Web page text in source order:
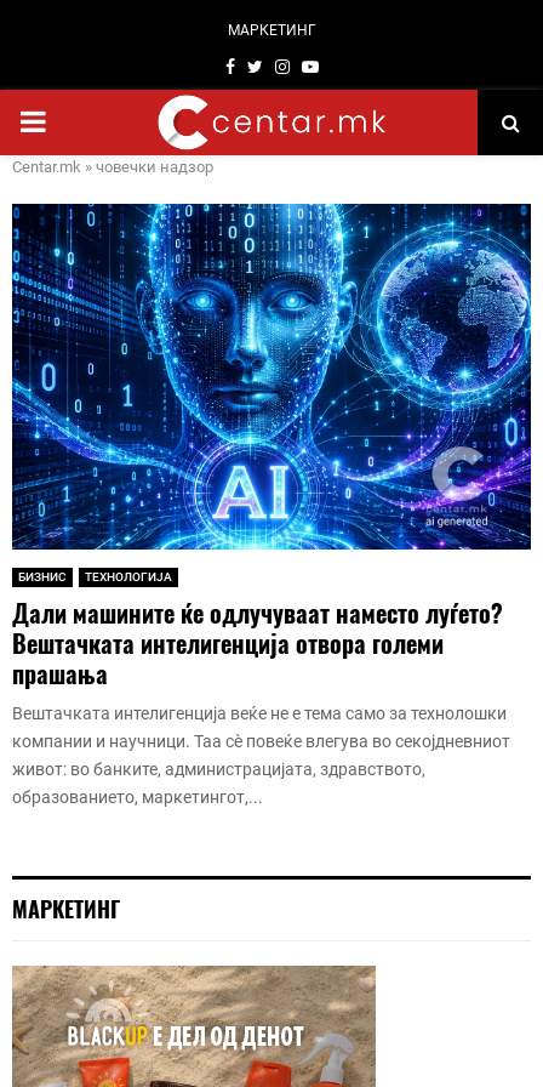
МАРКЕТИНГ
Facebook
TwitterInstagram
Youtube
PRIMARY
Centar.mk » човечки надзор
БИЗНИС ТЕХНОЛОГИЈА
Дали машините ќе одлучуваат наместо луѓето?
Вештачката интелигенција отвора големи
прашања
Вештачката интелигенција веќе не е тема само за технолошки
компании и научници. Таа сè повеќе влегува во секојдневниот
живот: во банките, администрацијата, здравството,
образованието, маркетингот,...
МАРКЕТИНГ